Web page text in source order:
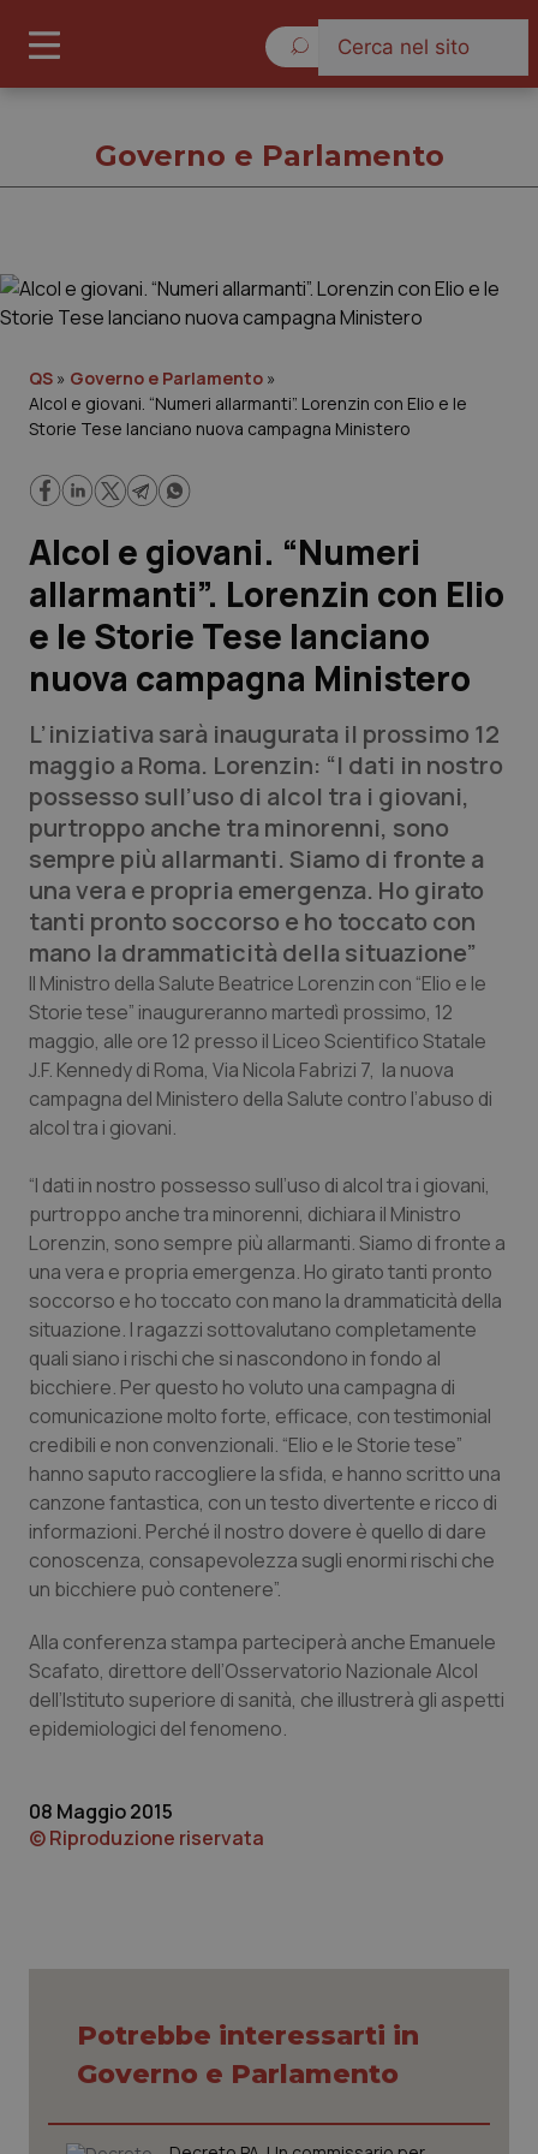
Governo e Parlamento
Regioni e Asl
Lavoro e Professioni
Scienza e Farmaci
Studi e Analisi
Lettere al direttore
Edizioni Regionali
QS Pro
Professionisti Sanitari.AI
Abruzzo
Basilicata
Calabria
Emilia-Romagna
Friuli Venezia Giulia
Lazio
Liguria
Lombardia
Marche
Molise
Piemonte
Provincia Autonoma di Bolzano
Puglia
Sicilia
Toscana
QS Pro Gold
Artrite & artrosi
Asma & BPCO
Colesterolo & coronaropatie
Dermatite Atopica
Diabete & glucometri
Disturbi dell’umore
Dolore
Donna & Salute
Epatiti
HIV
Infezioni & Febbre
Malattie rare
Neuroscienze & patologie neurodegenerative
Obesità
QS Club Newsletter
Governo e Parlamento
QS » Governo e Parlamento »
Alcol e giovani. “Numeri allarmanti”. Lorenzin con Elio e le
Storie Tese lanciano nuova campagna Ministero
Alcol e giovani. “Numeri
allarmanti”. Lorenzin con Elio
e le Storie Tese lanciano
nuova campagna Ministero
L’iniziativa sarà inaugurata il prossimo 12
maggio a Roma. Lorenzin: “I dati in nostro
possesso sull’uso di alcol tra i giovani,
purtroppo anche tra minorenni, sono
sempre più allarmanti. Siamo di fronte a
una vera e propria emergenza. Ho girato
tanti pronto soccorso e ho toccato con
mano la drammaticità della situazione”
Il Ministro della Salute Beatrice Lorenzin con “Elio e le
Storie tese” inaugureranno martedì prossimo, 12
maggio, alle ore 12 presso il Liceo Scientifico Statale
J.F. Kennedy di Roma, Via Nicola Fabrizi 7, la nuova
campagna del Ministero della Salute contro l’abuso di
alcol tra i giovani.
“I dati in nostro possesso sull’uso di alcol tra i giovani,
purtroppo anche tra minorenni, dichiara il Ministro
Lorenzin, sono sempre più allarmanti. Siamo di fronte a
una vera e propria emergenza. Ho girato tanti pronto
soccorso e ho toccato con mano la drammaticità della
situazione. I ragazzi sottovalutano completamente
quali siano i rischi che si nascondono in fondo al
bicchiere. Per questo ho voluto una campagna di
comunicazione molto forte, efficace, con testimonial
credibili e non convenzionali. “Elio e le Storie tese”
hanno saputo raccogliere la sfida, e hanno scritto una
canzone fantastica, con un testo divertente e ricco di
informazioni. Perché il nostro dovere è quello di dare
conoscenza, consapevolezza sugli enormi rischi che
un bicchiere può contenere”.
Alla conferenza stampa parteciperà anche Emanuele
Scafato, direttore dell’Osservatorio Nazionale Alcol
dell’Istituto superiore di sanità, che illustrerà gli aspetti
epidemiologici del fenomeno.
08 Maggio 2015
© Riproduzione riservata
Potrebbe interessarti in
Governo e Parlamento